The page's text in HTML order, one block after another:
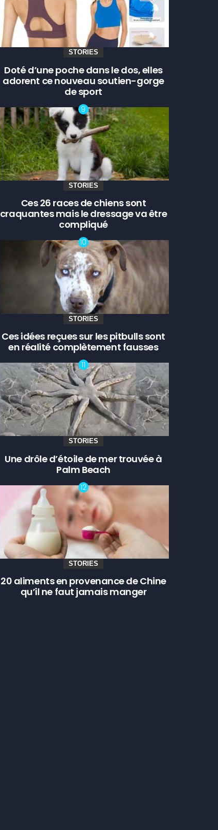
STORIES
Doté d’une poche dans le dos, elles
adorent ce nouveau soutien-gorge
de sport
STORIES
Ces 26 races de chiens sont
craquantes mais le dressage va être
compliqué
STORIES
Ces idées reçues sur les pitbulls sont
en réalité complètement fausses
STORIES
Une drôle d’étoile de mer trouvée à
Palm Beach
STORIES
20 aliments en provenance de Chine
qu’il ne faut jamais manger